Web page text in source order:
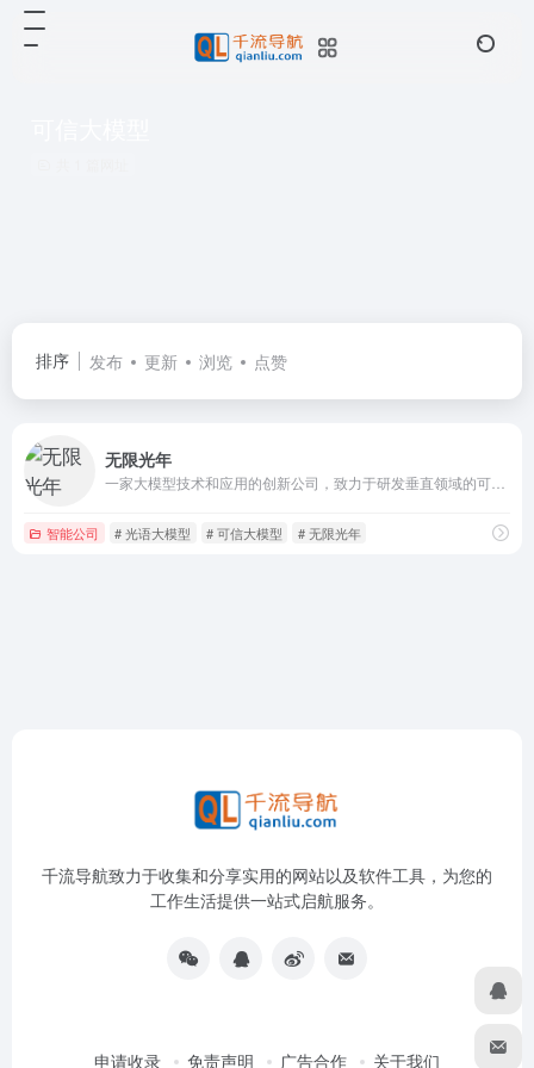
排序 发布 更新 浏览 点赞
无限光年
智能公司 # 光语大模型 # 可信大模型 # 无限光年
千流导航致力于收集和分享实用的网站以及软件工具，为您的
工作生活提供一站式启航服务。
申请收录 免责声明 广告合作 关于我们